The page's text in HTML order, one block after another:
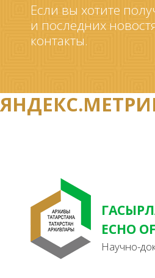
Если вы хотите
и последних
контакты.
ECHO
Научно-